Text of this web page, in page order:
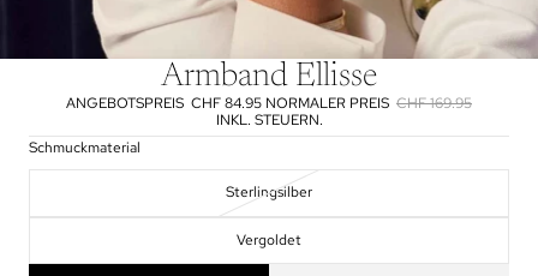
Armband Ellisse
ANGEBOTSPREIS CHF 84.95 NORMALER PREIS CHF 169.95
INKL. STEUERN.
Schmuckmaterial
Sterlingsilber
Vergoldet